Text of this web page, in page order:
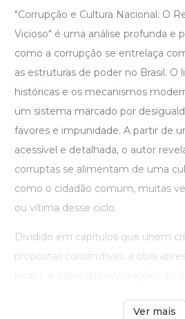
"Corrupção e Cultura Nacional: O
Vicioso" é uma análise profunda e
como a corrupção se entrelaça
as estruturas de poder no Brasil. O
históricas e os mecanismos
um sistema marcado por
favores e impunidade. A partir de
acessível e detalhada, o autor
corruptas se alimentam de uma
como o cidadão comum, muitas
ou vítima desse ciclo.
Dividido em capítulos que unem
propostas construtivas, a obra
Ver mais